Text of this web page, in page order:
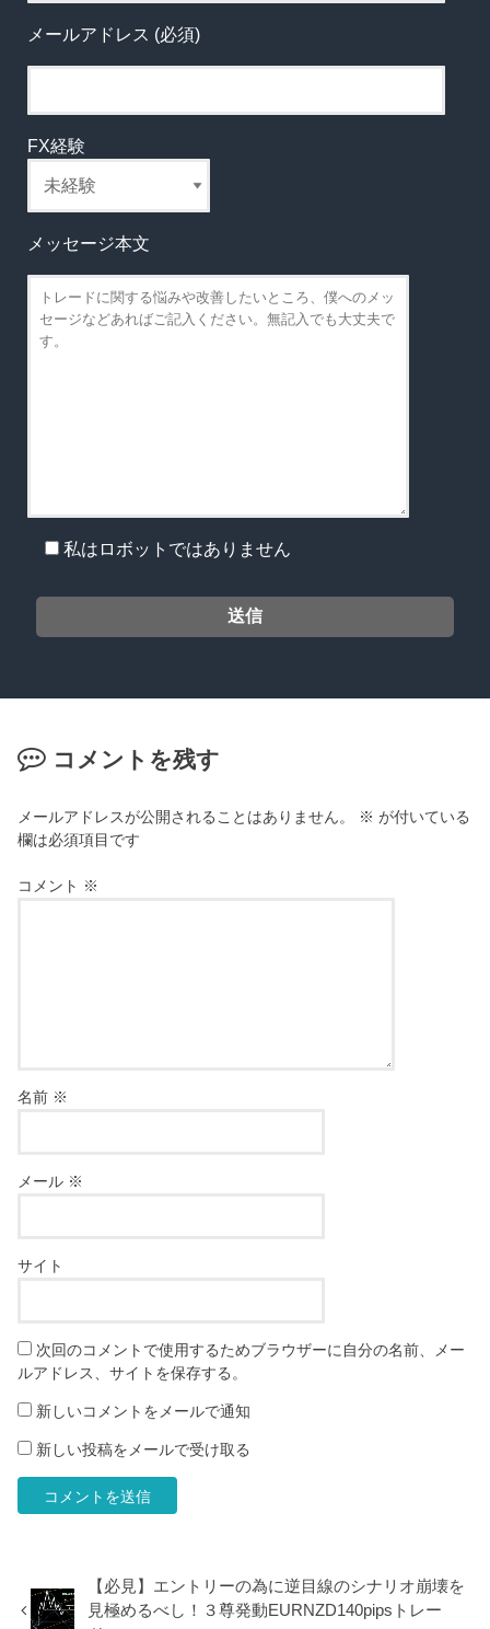
メールアドレス (必須)
FX経験
メッセージ本文
私はロボットではありません
コメントを残す
メールアドレスが公開されることはありません。 ※ が付いている
欄は必須項目です
コメント ※
名前 ※
メール ※
サイト
次回のコメントで使用するためブラウザーに自分の名前、メー
ルアドレス、サイトを保存する。
新しいコメントをメールで通知
新しい投稿をメールで受け取る
【必見】エントリーの為に逆目線のシナリオ崩壊を
見極めるべし！３尊発動EURNZD140pipsトレー